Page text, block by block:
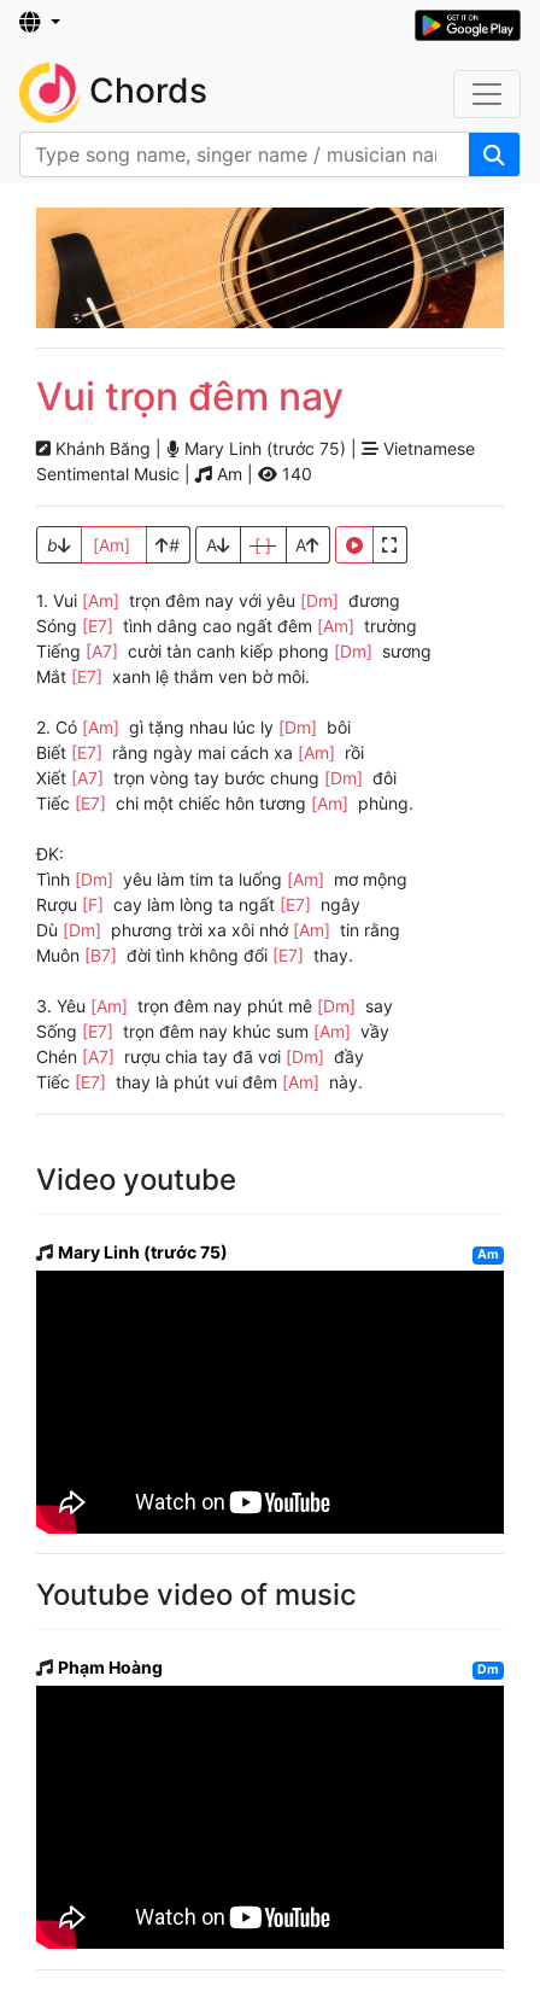
Chords
Vui trọn đêm nay
Khánh Băng | Mary Linh (trước 75) |
Vietnamese
Sentimental Music |
Am | 140
b [Am] # A [ ] A
1. Vui [Am] trọn đêm nay với yêu [Dm] đương
Sóng [E7] tình dâng cao ngất đêm [Am] trường
Tiếng [A7] cười tàn canh kiếp phong [Dm] sương
Mắt [E7] xanh lệ thắm ven bờ môi.
2. Có [Am] gì tặng nhau lúc ly [Dm] bôi
Biết [E7] rằng ngày mai cách xa [Am] rồi
Xiết [A7] trọn vòng tay bước chung [Dm] đôi
Tiếc [E7] chi một chiếc hôn tương [Am] phùng.
ĐK:
Tình [Dm] yêu làm tim ta luống [Am] mơ mộng
Rượu [F] cay làm lòng ta ngất [E7] ngây
Dù [Dm] phương trời xa xôi nhớ [Am] tin rằng
Muôn [B7] đời tình không đổi [E7] thay.
3. Yêu [Am] trọn đêm nay phút mê [Dm] say
Sống [E7] trọn đêm nay khúc sum [Am] vầy
Chén [A7] rượu chia tay đã vơi [Dm] đầy
Tiếc [E7] thay là phút vui đêm [Am] này.
Video youtube
Mary Linh (trước 75) Am
Youtube video of music
Phạm Hoàng Dm